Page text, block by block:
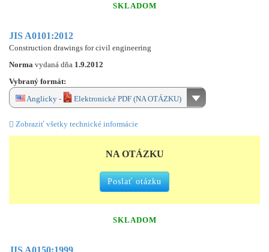
SKLADOM
JIS A0101:2012
Construction drawings for civil engineering
Norma vydaná dňa 1.9.2012
Vybraný formát:
Anglicky -
Elektronické PDF (NA OTÁZKU)
Zobraziť všetky technické informácie
NA OTÁZKU
Poslať otázku
SKLADOM
JIS A0150:1999